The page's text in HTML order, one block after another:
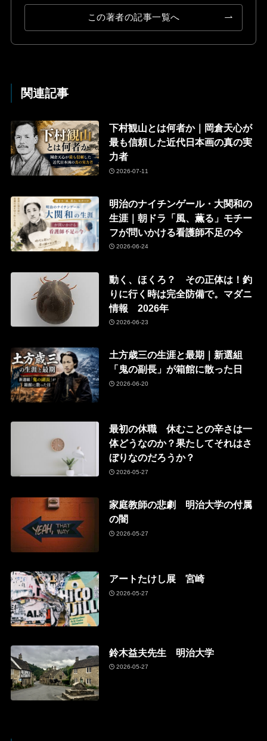
この著者の記事一覧へ
関連記事
下村観山とは何者か｜岡倉天心が
最も信頼した近代日本画の真の実
力者
2026-07-11
明治のナイチンゲール・大関和の
生涯｜朝ドラ「風、薫る」モチー
フが問いかける看護師不足の今
2026-06-24
動く、ほくろ？ その正体は！釣
りに行く時は完全防備で。マダニ
情報 2026年
2026-06-23
土方歳三の生涯と最期｜新選組
「鬼の副長」が箱館に散った日
2026-06-20
最初の休職 休むことの辛さは一
体どうなのか？果たしてそれはさ
ぼりなのだろうか？
2026-05-27
家庭教師の悲劇 明治大学の付属
の闇
2026-05-27
アートたけし展 宮崎
2026-05-27
鈴木益夫先生 明治大学
2026-05-27